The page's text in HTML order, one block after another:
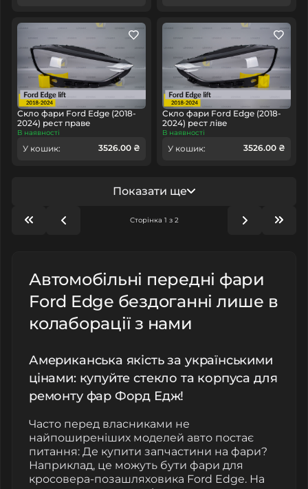
Скло фари Ford Edge (2018-
2024) рест праве
В наявності
У кошик: 3526.00 ₴
Скло фари Ford Edge (2018-
2024) рест ліве
В наявності
У кошик: 3526.00 ₴
Показати ще
Сторінка 1 з 2
Автомобільні передні фари
Ford Edge бездоганні лише в
колаборації з нами
Американська якість за українськими
цінами: купуйте стекло та корпуса для
ремонту фар Форд Едж!
Часто перед власниками не
найпоширеніших моделей авто постає
питання: Де купити запчастини на фари?
Наприклад, це можуть бути фари для
кросовера-позашляховика Ford Edge. На